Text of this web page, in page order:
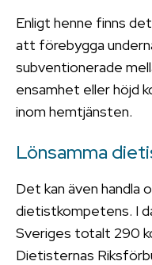
Enligt henne finns
att förebygga
subventionerade
ensamhet eller höjd
inom hemtjänsten.
Lönsamma
Det kan även handla
dietistkompetens. I
Sveriges totalt 290
Dietisternas